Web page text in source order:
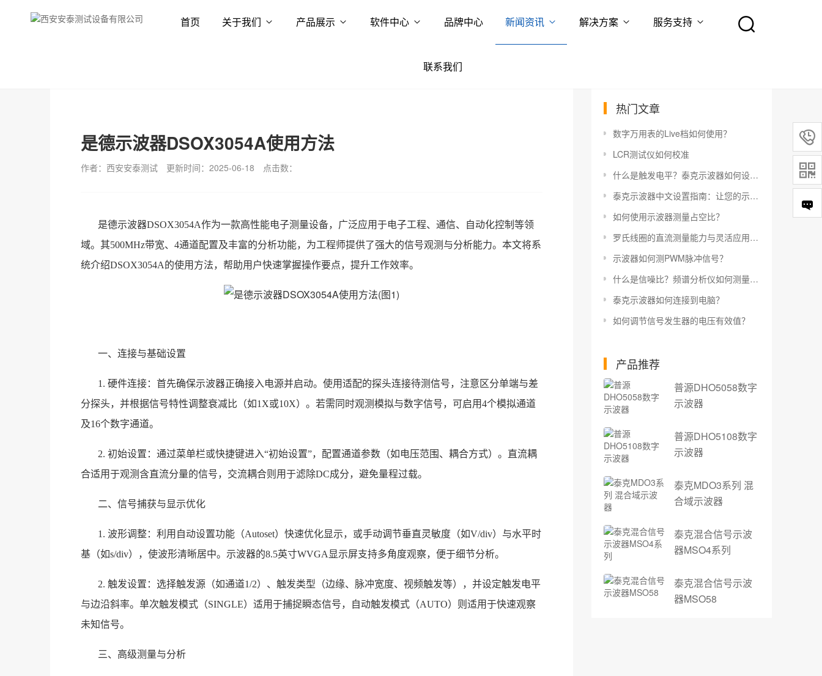
首页 关于我们 产品展示 软件中心 品牌中心 新闻资讯 解决方案 服务支持
联系我们
是德示波器DSOX3054A使用方法
作者：西安安泰测试 更新时间：2025-06-18 点击数：
是德示波器DSOX3054A作为一款高性能电子测量设备，广泛应用于电子工程、通信、自动化控制等领
域。其500MHz带宽、4通道配置及丰富的分析功能，为工程师提供了强大的信号观测与分析能力。本文将系
统介绍DSOX3054A的使用方法，帮助用户快速掌握操作要点，提升工作效率。
一、连接与基础设置
1. 硬件连接：首先确保示波器正确接入电源并启动。使用适配的探头连接待测信号，注意区分单端与差
分探头，并根据信号特性调整衰减比（如1X或10X）。若需同时观测模拟与数字信号，可启用4个模拟通道
及16个数字通道。
2. 初始设置：通过菜单栏或快捷键进入“初始设置”，配置通道参数（如电压范围、耦合方式）。直流耦
合适用于观测含直流分量的信号，交流耦合则用于滤除DC成分，避免量程过载。
二、信号捕获与显示优化
1. 波形调整：利用自动设置功能（Autoset）快速优化显示，或手动调节垂直灵敏度（如V/div）与水平时
基（如s/div），使波形清晰居中。示波器的8.5英寸WVGA显示屏支持多角度观察，便于细节分析。
2. 触发设置：选择触发源（如通道1/2）、触发类型（边缘、脉冲宽度、视频触发等），并设定触发电平
与边沿斜率。单次触发模式（SINGLE）适用于捕捉瞬态信号，自动触发模式（AUTO）则适用于快速观察
未知信号。
三、高级测量与分析
热门文章
数字万用表的Live档如何使用？
LCR测试仪如何校准
什么是触发电平？泰克示波器如何设置触发电平？
泰克示波器中文设置指南：让您的示波器更易于使用
如何使用示波器测量占空比？
罗氏线圈的直流测量能力与灵活应用指南
示波器如何测PWM脉冲信号？
什么是信噪比？频谱分析仪如何测量信噪比？
泰克示波器如何连接到电脑？
如何调节信号发生器的电压有效值？
产品推荐
普源DHO5058数字
示波器
普源DHO5108数字
示波器
泰克MDO3系列 混
合域示波器
泰克混合信号示波
器MSO4系列
泰克混合信号示波
器MSO58

